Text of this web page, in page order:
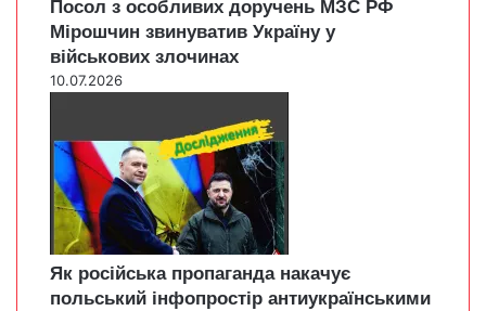
Посол з особливих доручень МЗС РФ
Мірошчин звинуватив Україну у
військових злочинах
10.07.2026
Як російська пропаганда накачує
польський інфопростір антиукраїнськими